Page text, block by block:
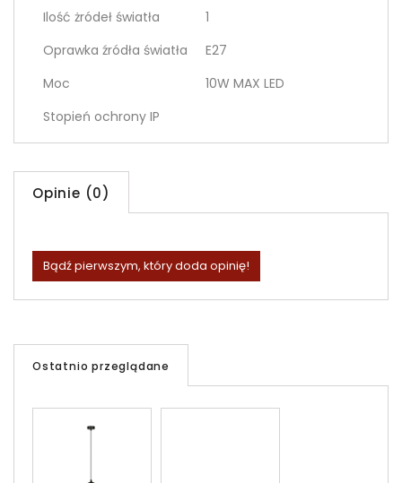
Ilość żródeł światła
1
Oprawka źródła światła
E27
Moc
10W MAX LED
Stopień ochrony IP
Opinie (0)
Bądź pierwszym, który doda opinię!
Ostatnio przeglądane